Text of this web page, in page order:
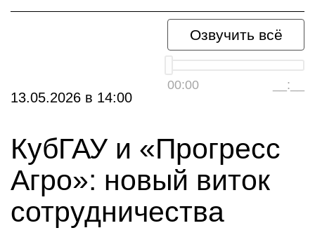
Озвучить всё
00:00 __:__
13.05.2026 в 14:00
КубГАУ и «Прогресс
Агро»: новый виток
сотрудничества